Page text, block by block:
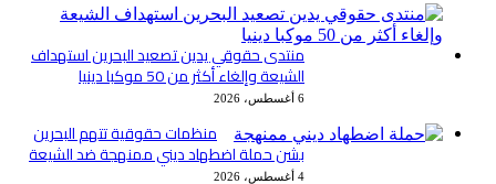
منتدى حقوقي يدين تصعيد البحرين استهداف
الشيعة وإلغاء أكثر من 50 موكبا دينيا
6 أغسطس، 2026
منظمات حقوقية تتهم البحرين
بشن حملة اضطهاد ديني ممنهجة ضد الشيعة
4 أغسطس، 2026